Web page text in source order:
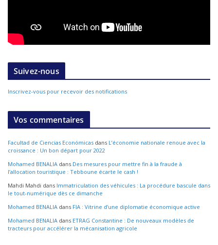
Suivez-nous
Inscrivez-vous pour recevoir des notifications
Vos commentaires
Facultad de Ciencias Económicas dans L’économie nationale renoue avec la
croissance : Un bon départ pour 2022
Mohamed BENALIA dans Des mesures pour mettre fin à la fraude à
l’allocation touristique : Tebboune écarte le cash !
Mahdi Mahdi dans Immatriculation des véhicules : La procédure bascule dans
le tout-numérique dès ce dimanche
Mohamed BENALIA dans FIA : Vitrine d’une diplomatie économique active
Mohamed BENALIA dans ETRAG Constantine : De nouveaux modèles de
tracteurs pour accélérer la mécanisation agricole